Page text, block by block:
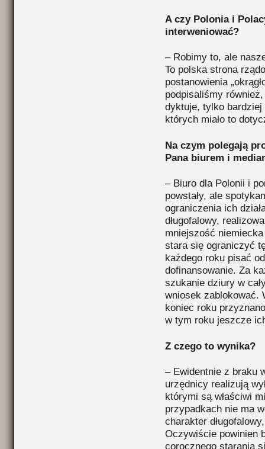
A czy Polonia i
interweniować?
– Robimy to, ale
To polska strona
postanowienia
podpisaliśmy
dyktuje, tylko
których miało to
Na czym polegają
Pana biurem i
– Biuro dla Polonii i
powstały, ale
ograniczenia ich
długofalowy,
mniejszość
stara się ograniczyć
każdego roku pisać
dofinansowanie. Za
szukanie dziury w
wniosek zablokować.
koniec roku
w tym roku jeszcze
Z czego to wynika?
– Ewidentnie z braku
urzędnicy realizują
którymi są właściwi
przypadkach nie ma
charakter
Oczywiście powinien
corocznego starania